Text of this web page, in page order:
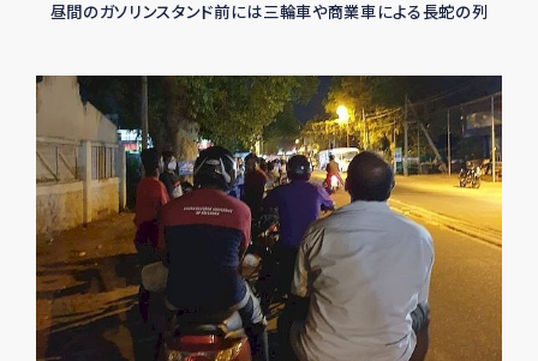
昼間のガソリンスタンド前には三輪車や商業車による長蛇の列